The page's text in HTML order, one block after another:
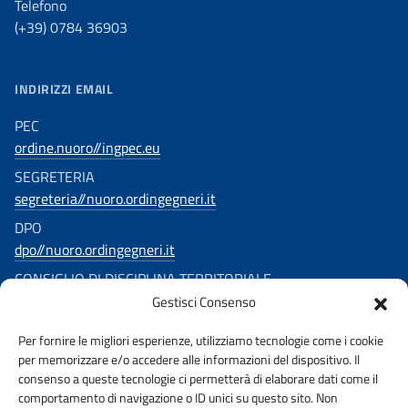
Gestisci Consenso
Per fornire le migliori esperienze, utilizziamo tecnologie come i cookie
per memorizzare e/o accedere alle informazioni del dispositivo. Il
consenso a queste tecnologie ci permetterà di elaborare dati come il
comportamento di navigazione o ID unici su questo sito. Non
Telefono
(+39) 0784 36903
INDIRIZZI EMAIL
PEC
ordine.nuoro//ingpec.eu
SEGRETERIA
segreteria//nuoro.ordingegneri.it
DPO
dpo//nuoro.ordingegneri.it
CONSIGLIO DI DISCIPLINA TERRITORIALE
consigliodisciplina.ingegnerinuoro//ingpec.eu
SEGUICI SU